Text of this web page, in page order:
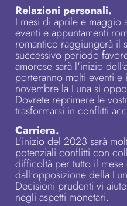
Relazioni personali.
I mesi di aprile e maggio
eventi e appuntamenti
romantico raggiungerà il
successivo periodo
amorose sarà l'inizio
porteranno molti eventi
novembre la Luna si
Dovrete reprimere le
trasformarsi in conflitti
Carriera.
L'inizio del 2023 sarà
potenziali conflitti con
difficoltà per tutto il
dall'opposizione della
Decisioni prudenti vi
negli aspetti monetari.